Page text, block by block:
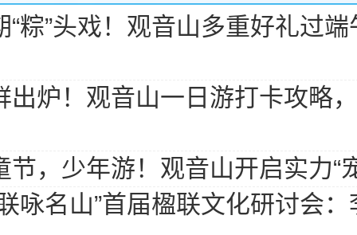
“粽”头戏！观音山多重好礼过
出炉！观音山一日游打卡攻略
节，少年游！观音山开启实力“
咏名山”首届楹联文化研讨会